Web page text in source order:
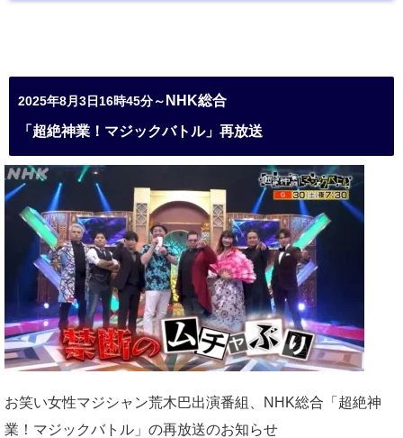
2025年8月3日16時45分～ NHK総合
「超絶神業！マジックバトル」再放送
お笑い女性マジシャン荒木巴出演番組、
NHK総合「超絶神
業！マジックバトル」の再放送のお知らせ